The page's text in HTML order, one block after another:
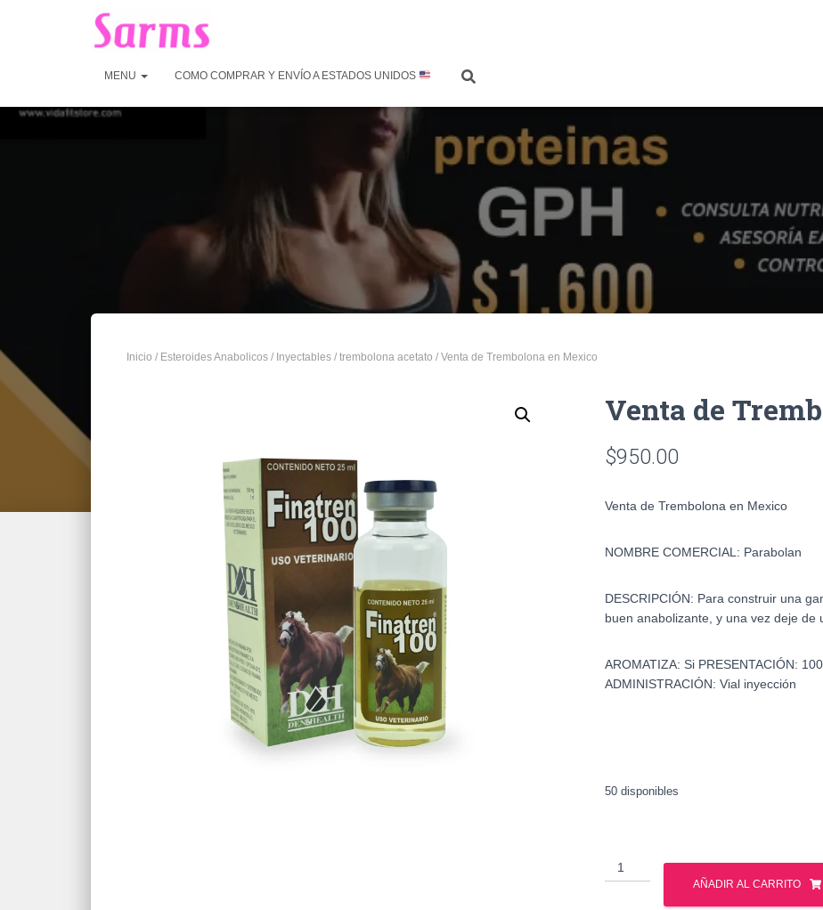
MENU COMO COMPRAR Y ENVÍO A ESTADOS UNIDOS
Inicio / Esteroides Anabolicos / Inyectables / trembolona acetato / Venta de Trembolona en Mexico
Venta de
$950.00
Venta de Trembolona en Mexico
NOMBRE COMERCIAL: Parabolan
DESCRIPCIÓN: Para construir una
buen anabolizante, y una vez deje de
AROMATIZA: Si PRESENTACIÓN:
ADMINISTRACIÓN: Vial inyección
50 disponibles
Venta
de
Trembolona
AÑADIR AL CARRITO